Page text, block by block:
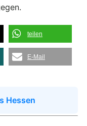
teilen
E-Mail
Hessen